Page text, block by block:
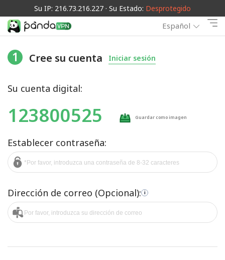
Su IP: 216.73.216.227 · Su Estado: Desprotegido
Español
1 Cree su cuenta Iniciar sesión
Su cuenta digital:
123800525 Guardar como imagen
Establecer contraseña:
Dirección de correo (Opcional): i